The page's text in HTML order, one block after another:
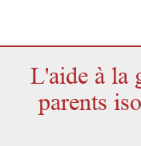
L'aide à la
parents